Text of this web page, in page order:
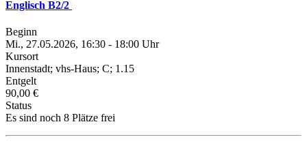
Englisch B2/2
Beginn
Mi., 27.05.2026, 16:30 - 18:00 Uhr
Kursort
Innenstadt; vhs-Haus; C; 1.15
Entgelt
90,00 €
Status
Es sind noch 8 Plätze frei